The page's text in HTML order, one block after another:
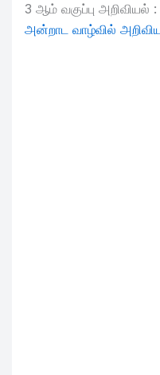
3 ஆம் வகுப்பு அறிவியல்
அன்றாட வாழ்வில்